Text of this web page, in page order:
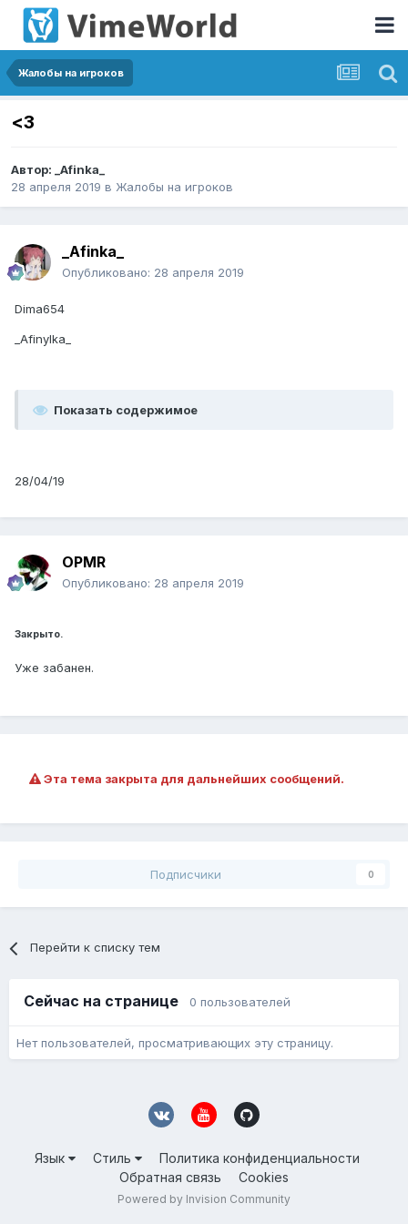
Жалобы на игроков
<3
Автор: _Afinka_
28 апреля 2019 в Жалобы на игроков
_Afinka_
Опубликовано: 28 апреля 2019
Dima654
_Afinylka_
Показать содержимое
28/04/19
OPMR
Опубликовано: 28 апреля 2019
Закрыто.
Уже забанен.
Эта тема закрыта для дальнейших сообщений.
Подписчики 0
Перейти к списку тем
Сейчас на странице 0 пользователей
Нет пользователей, просматривающих эту страницу.
Язык Стиль
Политика конфиденциальности
Обратная связь
Cookies
Powered by Invision Community